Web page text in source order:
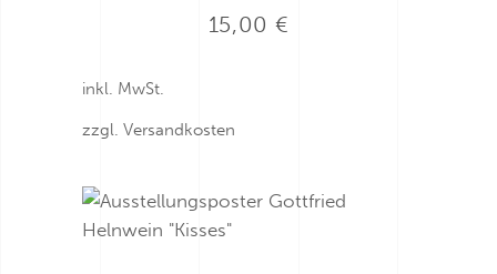
15,00 €
inkl. MwSt.
zzgl. Versandkosten